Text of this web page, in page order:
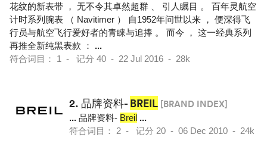
花纹的新表带 ， 无不令其卓然超群 、 引人瞩目 。 百年灵航空
计时系列腕表 （ Navitimer ） 自1952年问世以来 ， 便深得飞
行员与航空飞行爱好者的青睐与追捧 。 而今 ， 这一经典系列
再推全新纯黑表款 ： ...
符合词目： 1 - 记分 40 - 22 Jul 2016 - 28k
2. 品牌资料- BREIL [BRAND INDEX]
... 品牌资料- Breil ...
符合词目： 2 - 记分 20 - 06 Dec 2010 - 24k